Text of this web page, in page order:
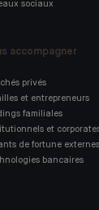
sociaux
accompagner
privés
et entrepreneurs
familiales
et
de fortune externes
bancaires